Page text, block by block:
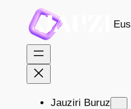
edukira
Jauziri Buruz